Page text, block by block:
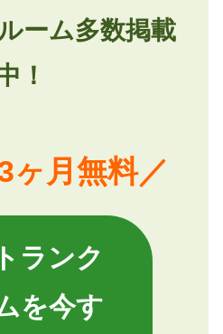
ーム多数掲載
！
ヶ月無料／
ランク
を今す